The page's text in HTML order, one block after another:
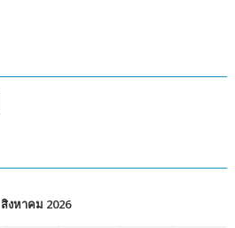
๒๕๖๙
สิงหาคม 2026